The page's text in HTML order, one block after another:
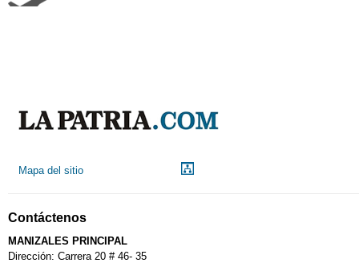
Calendario Tributario
Mapa del sitio
Contáctenos
MANIZALES PRINCIPAL
Dirección: Carrera 20 # 46- 35